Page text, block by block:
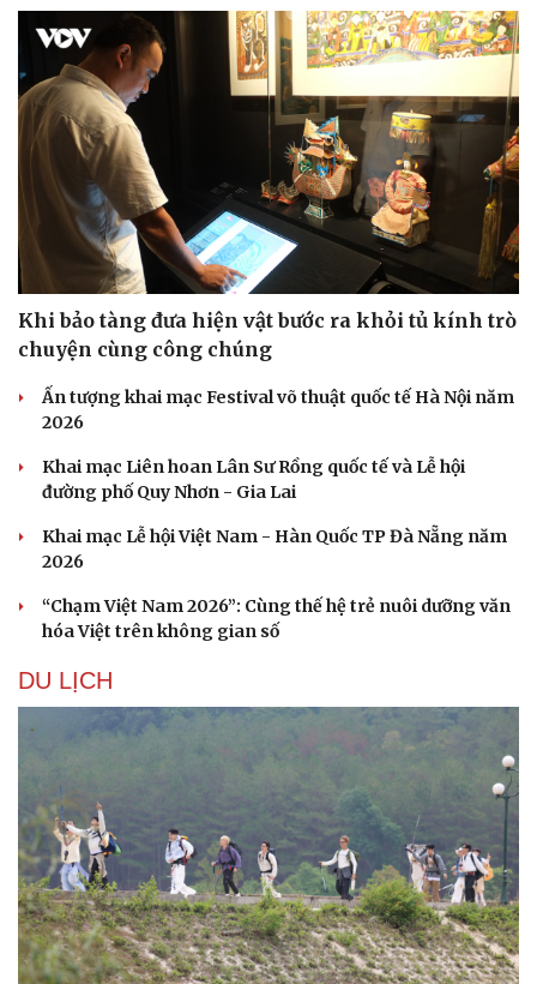
Ăn sạch sống khỏe
Khi bảo tàng đưa hiện vật bước ra khỏi tủ kính trò
chuyện cùng công chúng
Ấn tượng khai mạc Festival võ thuật quốc tế Hà Nội năm
2026
Khai mạc Liên hoan Lân Sư Rồng quốc tế và Lễ hội
đường phố Quy Nhơn - Gia Lai
Khai mạc Lễ hội Việt Nam - Hàn Quốc TP Đà Nẵng năm
2026
“Chạm Việt Nam 2026”: Cùng thế hệ trẻ nuôi dưỡng văn
hóa Việt trên không gian số
DU LỊCH